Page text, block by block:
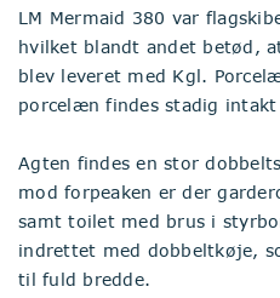
LM Mermaid 380 var
hvilket blandt andet betød,
blev leveret med Kgl.
porcelæn findes stadig
Agten findes en stor
mod forpeaken er der
samt toilet med brus i
indrettet med dobbeltkøje,
til fuld bredde.